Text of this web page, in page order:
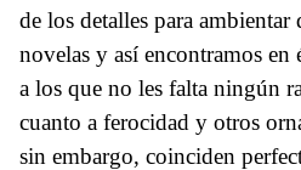
de los detalles para ambientar
novelas y así encontramos en
a los que no les falta ningún
cuanto a ferocidad y otros
sin embargo, coinciden